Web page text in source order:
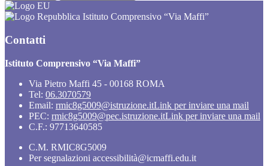
Istituto Comprensivo “Via Maffi”
Contatti
Istituto Comprensivo “Via Maffi”
Via Pietro Maffi 45 - 00168 ROMA
Tel: 06.3070579
Email: rmic8g5009@istruzione.itLink per inviare una mail
PEC: rmic8g5009@pec.istruzione.itLink per inviare una mail
C.F.: 97713640585
C.M. RMIC8G5009
Per segnalazioni accessibilità@icmaffi.edu.it